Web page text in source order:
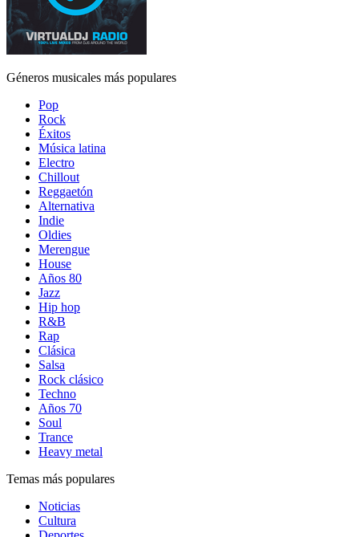
Géneros musicales más populares
Pop
Rock
Éxitos
Música latina
Electro
Chillout
Reggaetón
Alternativa
Indie
Oldies
Merengue
House
Años 80
Jazz
Hip hop
R&B
Rap
Clásica
Salsa
Rock clásico
Techno
Años 70
Soul
Trance
Heavy metal
Temas más populares
Noticias
Cultura